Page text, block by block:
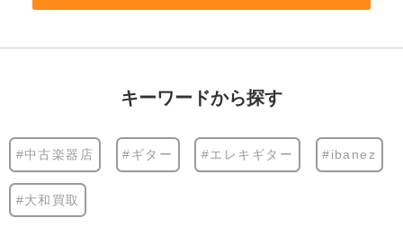
キーワードから探す
#中古楽器店 #ギター #エレキギター #ibanez
#大和買取